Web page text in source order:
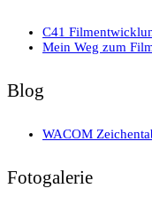
C41
Mein Weg zum
Blog
WACOM
Fotogalerie